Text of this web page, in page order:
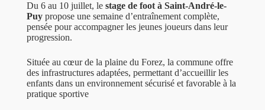
Du 6 au 10 juillet, le stage de foot à Saint-André-le-
Puypropose une semaine d’entraînement complète,
pensée pour accompagner les jeunes joueurs dans leur
progression.
Située au cœur de la plaine du Forez, la commune offre
des infrastructures adaptées, permettant d’accueillir les
enfants dans un environnement sécurisé et favorable à la
pratique sportive